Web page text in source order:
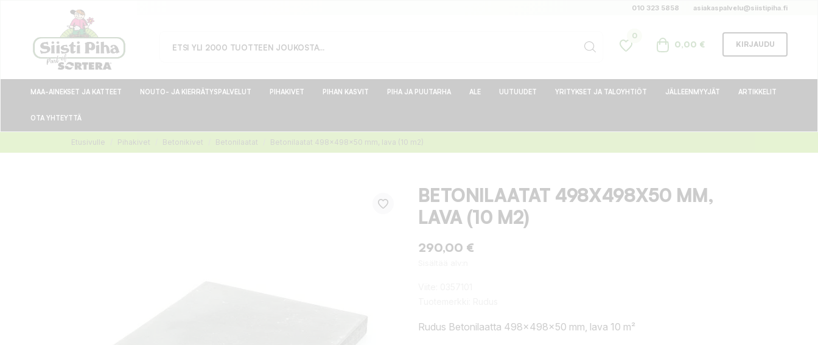
010 323 5858 asiakaspalvelu@siistipiha.fi
0
0,00 € KIRJAUDU
MAA-AINEKSET JA KATTEET NOUTO- JA KIERRÄTYSPALVELUT PIHAKIVET PIHAN KASVIT PIHA JA PUUTARHA ALE UUTUUDET YRITYKSET JA TALOYHTIÖT JÄLLEENMYYJÄT ARTIKKELIT
OTA YHTEYTTÄ
Etusivulle Pihakivet Betonikivet Betonilaatat Betonilaatat 498x498x50 mm, lava (10 m2)
BETONILAATAT 498X498X50 MM,
LAVA (10 M2)
290,00 €
Rudus Betonilaatta 498x498x50 mm, lava 10 m²